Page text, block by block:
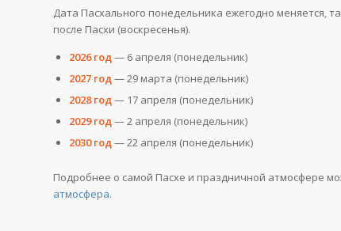
Дата Пасхального понедельника ежегодно меняется,
после Пасхи (воскресенья).
2026 год — 6 апреля (понедельник)
2027 год — 29 марта (понедельник)
2028 год — 17 апреля (понедельник)
2029 год — 2 апреля (понедельник)
2030 год — 22 апреля (понедельник)
Подробнее о самой Пасхе и праздничной атмосфере
атмосфера.